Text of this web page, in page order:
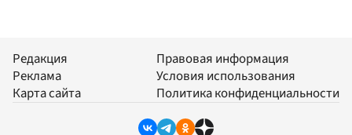
Редакция
Реклама
Карта сайта
Правовая информация
Условия использования
Политика конфиденциальности